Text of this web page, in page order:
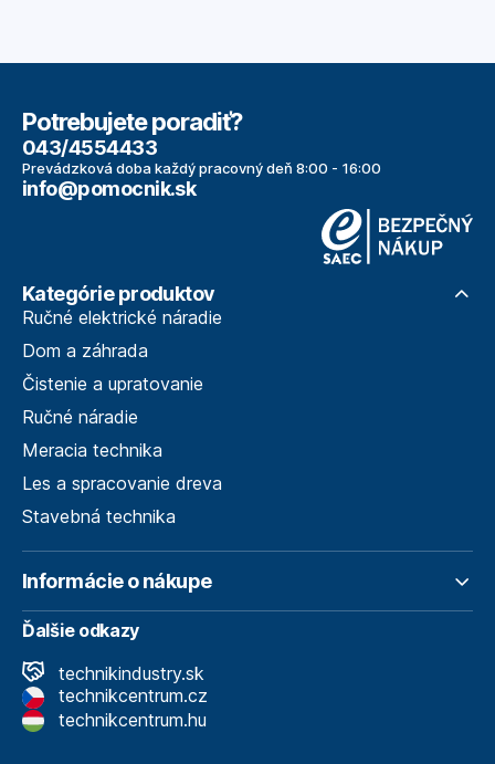
Potrebujete poradiť?
043/4554433
Prevádzková doba každý pracovný deň 8:00 - 16:00
info@pomocnik.sk
Kategórie produktov
Ručné elektrické náradie
Dom a záhrada
Čistenie a upratovanie
Ručné náradie
Meracia technika
Les a spracovanie dreva
Stavebná technika
Informácie o nákupe
Ďalšie odkazy
technikindustry.sk
technikcentrum.cz
technikcentrum.hu